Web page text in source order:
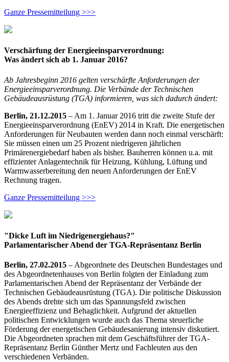
Ganze Pressemitteilung >>>
Verschärfung der Energieeinsparverordnung:
Was ändert sich ab 1. Januar 2016?
Ab Jahresbeginn 2016 gelten verschärfte Anforderungen der
Energieeinsparverordnung. Die Verbände der Technischen
Gebäudeausrüstung (TGA) informieren, was sich dadurch ändert:
Berlin, 21.12.2015 – Am 1. Januar 2016 tritt die zweite Stufe der
Energieeinsparverordnung (EnEV) 2014 in Kraft. Die energetischen
Anforderungen für Neubauten werden dann noch einmal verschärft:
Sie müssen einen um 25 Prozent niedrigeren jährlichen
Primärenergiebedarf haben als bisher. Bauherren können u.a. mit
effizienter Anlagentechnik für Heizung, Kühlung, Lüftung und
Warmwasserbereitung den neuen Anforderungen der EnEV
Rechnung tragen.
Ganze Pressemitteilung >>>
"Dicke Luft im Niedrigenergiehaus?"
Parlamentarischer Abend der TGA-Repräsentanz Berlin
Berlin, 27.02.2015 – Abgeordnete des Deutschen Bundestages und
des Abgeordnetenhauses von Berlin folgten der Einladung zum
Parlamentarischen Abend der Repräsentanz der Verbände der
Technischen Gebäudeausrüstung (TGA). Die politische Diskussion
des Abends drehte sich um das Spannungsfeld zwischen
Energieeffizienz und Behaglichkeit. Aufgrund der aktuellen
politischen Entwicklungen wurde auch das Thema steuerliche
Förderung der energetischen Gebäudesanierung intensiv diskutiert.
Die Abgeordneten sprachen mit dem Geschäftsführer der TGA-
Repräsentanz Berlin Günther Mertz und Fachleuten aus den
verschiedenen Verbänden.